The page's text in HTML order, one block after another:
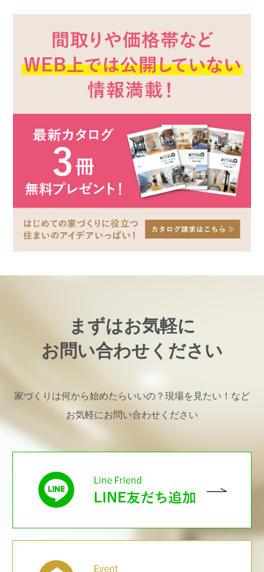
まずはお気軽に
お問い合わせください
家づくりは何から始めたらいいの？現場を見たい！など
お気軽にお問い合わせください